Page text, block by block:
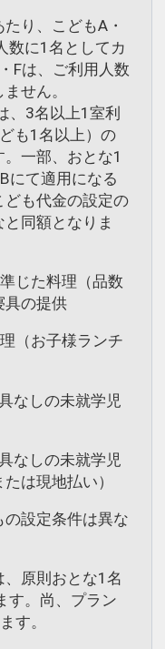
り、こどもA・
数に1名としてカ
Fは、ご利用人数
せん。
、3名以上1室利
も1名以上）の
一部、おとな1
にて適用になる
も代金の設定の
同額となりま
じた料理（品数
具の提供
（お子様ランチ
なしの未就学児
なしの未就学児
は現地払い）
設定条件は異な
原則おとな1名
す。尚、プラン
す。